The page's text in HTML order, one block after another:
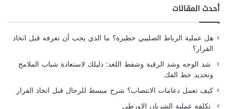
أحدث المقالات
هل عملية الرباط الصليبي خطيرة؟ ما الذي يجب أن تعرفه قبل اتخاذ
القرار؟
شد الوجه وشد الرقبة وشفط اللغد: دليلك لاستعادة شباب الملامح
وتحديد خط الفك
كيف تعمل دعامات الانتصاب؟ شرح مبسط للرجال قبل اتخاذ القرار
تكلفة عملية الشريان الاورطي